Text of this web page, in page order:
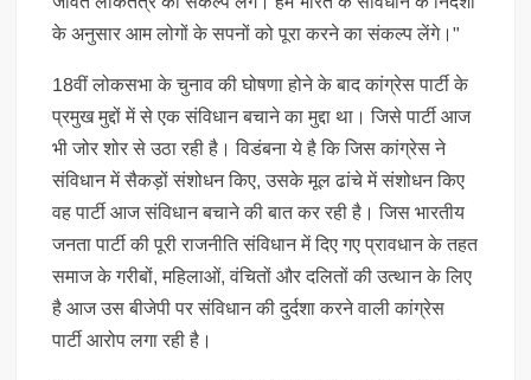
के अनुसार आम लोगों के सपनों को पूरा करने का संकल्प लेंगे।"
18वीं लोकसभा के चुनाव की घोषणा होने के बाद कांग्रेस पार्टी के
प्रमुख मुद्दों में से एक संविधान बचाने का मुद्दा था। जिसे पार्टी आज
भी जोर शोर से उठा रही है। विडंबना ये है कि जिस कांग्रेस ने
संविधान में सैकड़ों संशोधन किए, उसके मूल ढांचे में संशोधन किए
वह पार्टी आज संविधान बचाने की बात कर रही है। जिस भारतीय
जनता पार्टी की पूरी राजनीति संविधान में दिए गए प्रावधान के तहत
समाज के गरीबों, महिलाओं, वंचितों और दलितों की उत्थान के लिए
है आज उस बीजेपी पर संविधान की दुर्दशा करने वाली कांग्रेस
पार्टी आरोप लगा रही है।